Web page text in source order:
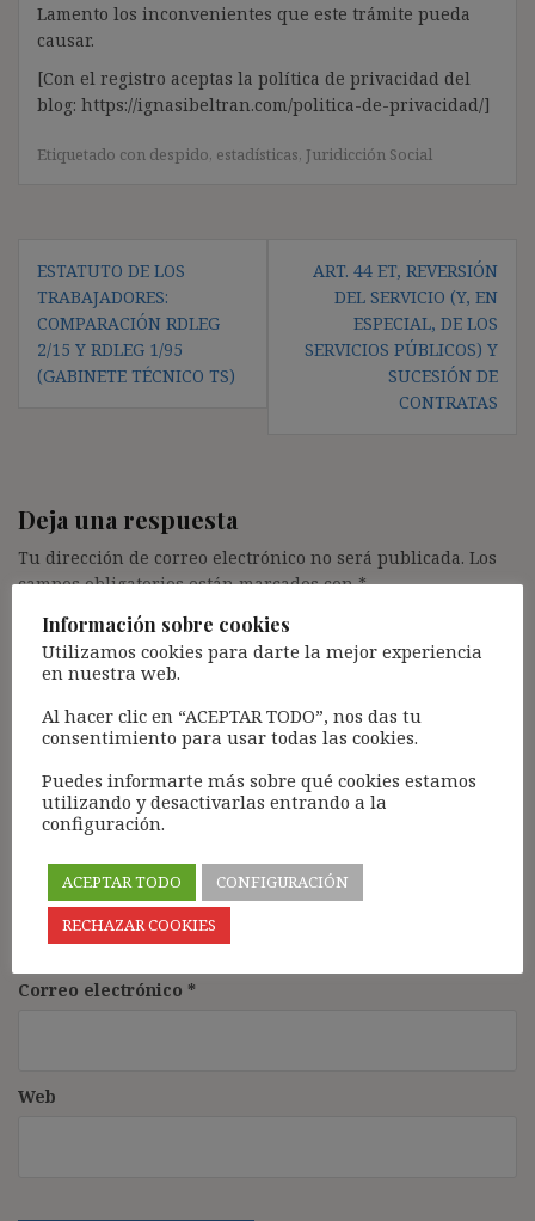
Lamento los inconvenientes que este trámite pueda
causar.
[Con el registro aceptas la política de privacidad del
blog: https://ignasibeltran.com/politica-de-privacidad/]
Etiquetado con despido, estadísticas, Juridicción Social
de
entradas
ESTATUTO DE LOS
TRABAJADORES:
COMPARACIÓN RDLEG
2/15 Y RDLEG 1/95
(GABINETE TÉCNICO TS)
ART. 44 ET, REVERSIÓN
DEL SERVICIO (Y, EN
ESPECIAL, DE LOS
SERVICIOS PÚBLICOS) Y
SUCESIÓN DE
CONTRATAS
Deja una respuesta
Tu dirección de correo electrónico no será publicada. Los
campos obligatorios están marcados con*
Comentario*
Nombre*
Correo electrónico *
Web
Información sobre cookies
Utilizamos cookies para darte la mejor experiencia
en nuestra web.
Al hacer clic en “ACEPTAR TODO”, nos das tu
consentimiento para usar todas las cookies.
Puedes informarte más sobre qué cookies estamos
utilizando y desactivarlas entrando a la
configuración.
ACEPTAR TODO
CONFIGURACIÓN
RECHAZAR COOKIES